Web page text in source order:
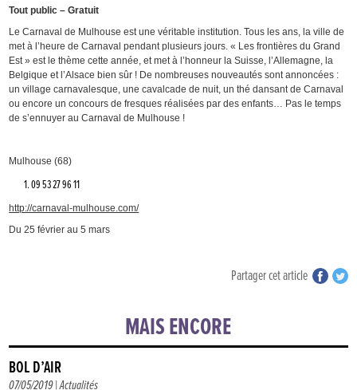
Tout public – Gratuit
Le Carnaval de Mulhouse est une véritable institution. Tous les ans, la ville de
met à l’heure de Carnaval pendant plusieurs jours. « Les frontières du Grand
Est » est le thème cette année, et met à l’honneur la Suisse, l’Allemagne, la
Belgique et l’Alsace bien sûr ! De nombreuses nouveautés sont annoncées :
un village carnavalesque, une cavalcade de nuit, un thé dansant de Carnaval
ou encore un concours de fresques réalisées par des enfants… Pas le temps
de s’ennuyer au Carnaval de Mulhouse !
Mulhouse (68)
09 53 27 96 11
http://carnaval-mulhouse.com/
Du 25 février au 5 mars
Partager cet article
MAIS ENCORE
BOL D’AIR
07/05/2019 |Actualités